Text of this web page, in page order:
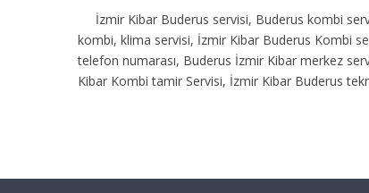
İzmir Kibar Buderus servisi, Buderus kombi
kombi, klima servisi, İzmir Kibar Buderus Kombi
telefon numarası, Buderus İzmir Kibar merkez
Kibar Kombi tamir Servisi, İzmir Kibar Buderus